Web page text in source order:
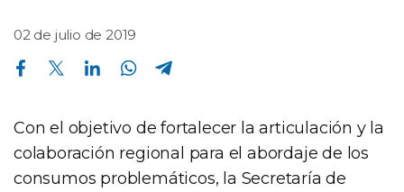
02 de julio de 2019
Compartir en Facebook Compartir en Twitter Compartir en Linkedin Compartir en Whatsapp
Con el objetivo de fortalecer la articulación y la
colaboración regional para el abordaje de los
consumos problemáticos, la Secretaría de